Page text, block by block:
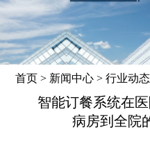
首页 > 新闻中心 >行业动态
智能订餐系统在
病房到全院